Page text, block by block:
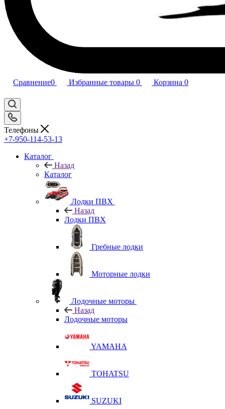
Сравнение0 Избранные товары 0 Корзина 0
Телефоны
+7-950-114-53-13
Каталог
Назад
Каталог
Лодки ПВХ
Назад
Лодки ПВХ
Гребные лодки
Моторные лодки
Лодочные моторы
Назад
Лодочные моторы
YAMAHA
TOHATSU
SUZUKI